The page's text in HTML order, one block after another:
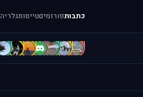
כתבותפורומיםטייסותגלריה
.
[
[
a
A
A
A